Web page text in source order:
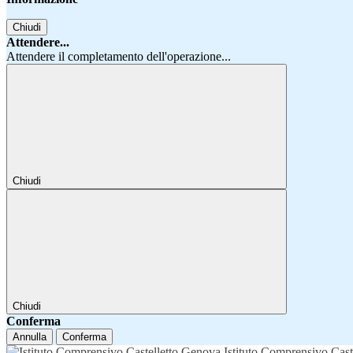
Chiudi
Attendere...
Attendere il completamento dell'operazione...
Chiudi
Chiudi
Conferma
Annulla Conferma